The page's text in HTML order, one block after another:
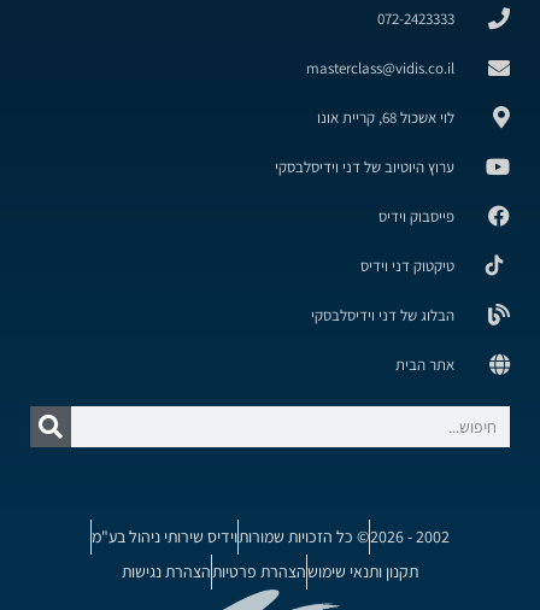
072-2423333
masterclass@vidis.co.il
לוי אשכול 68, קריית אונו
ערוץ היוטיוב של דני וידיסלבסקי
פייסבוק וידיס
טיקטוק דני וידיס
הבלוג של דני וידיסלבסקי
אתר הבית
2002 - 2026 © כל הזכויות שמורותוידיס שירותי ניהול בע"מ
תקנון ותנאי שימושהצהרת פרטיותהצהרת נגישות